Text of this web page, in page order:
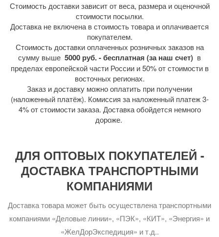
Стоимость доставки зависит от веса, размера и оценочной
стоимости посылки.
Доставка не включена в стоимость товара и оплачивается
покупателем.
Стоимость доставки оплаченных розничных заказов на
сумму выше 5000 руб. - бесплатная (за наш счет) в
пределах европейской части России и 50% от стоимости в
восточных регионах.
Заказ и доставку можно оплатить при получении
(наложенный платёж). Комиссия за наложенный платеж 3-
4% от стоимости заказа. Доставка обойдется немного
дороже.
ДЛЯ ОПТОВЫХ ПОКУПАТЕЛЕЙ -
ДОСТАВКА ТРАНСПОРТНЫМИ
КОМПАНИЯМИ
Доставка товара может быть осуществлена транспортными
компаниями «Деловые линии», «ПЭК», «КИТ», «Энергия» и
«ЖелДорЭкспедиция» и т.д..